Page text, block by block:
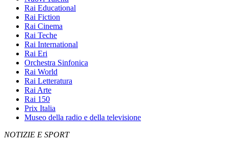
Rai Educational
Rai Fiction
Rai Cinema
Rai Teche
Rai International
Rai Eri
Orchestra Sinfonica
Rai World
Rai Letteratura
Rai Arte
Rai 150
Prix Italia
Museo della radio e della televisione
NOTIZIE E SPORT